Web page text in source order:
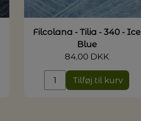
Filcolana - Tilia - 340 - Ice
Blue
84,00 DKK
Tilføj til kurv